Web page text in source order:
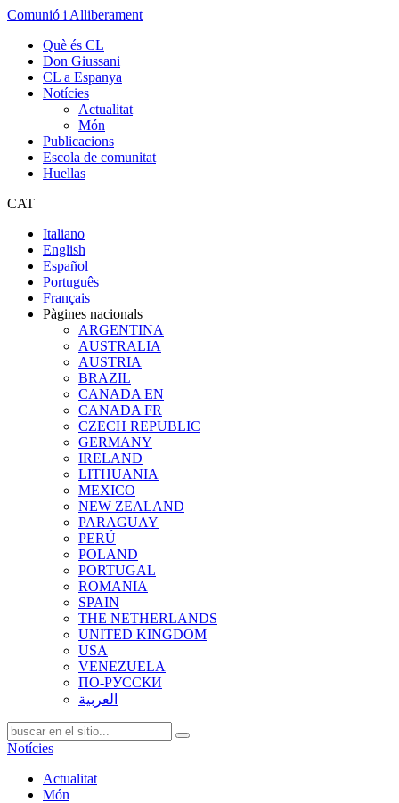
Comunió i Alliberament
Què és CL
Don Giussani
CL a Espanya
Notícies
Actualitat
Món
Publicacions
Escola de comunitat
Huellas
CAT
Italiano
English
Español
Português
Français
Pàgines nacionals
ARGENTINA
AUSTRALIA
AUSTRIA
BRAZIL
CANADA EN
CANADA FR
CZECH REPUBLIC
GERMANY
IRELAND
LITHUANIA
MEXICO
NEW ZEALAND
PARAGUAY
PERÚ
POLAND
PORTUGAL
ROMANIA
SPAIN
THE NETHERLANDS
UNITED KINGDOM
USA
VENEZUELA
ПО-РУССКИ
العربية
Notícies
Actualitat
Món